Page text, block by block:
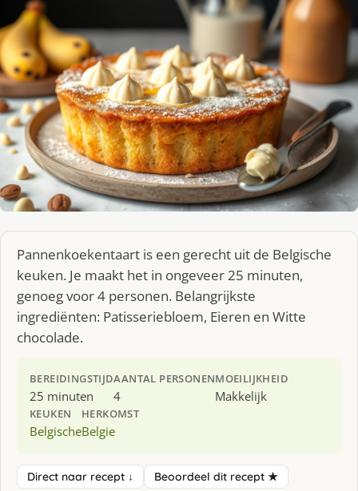
Pannenkoekentaart is een gerecht uit de Belgische
keuken. Je maakt het in ongeveer 25 minuten,
genoeg voor 4 personen. Belangrijkste
ingrediënten: Patisseriebloem, Eieren en Witte
chocolade.
BEREIDINGSTIJD
25 minuten
AANTAL PERSONEN
4
MOEILIJKHEID
Makkelijk
KEUKEN
Belgische
HERKOMST
Belgie
Direct naar recept ↓ Beoordeel dit recept ★